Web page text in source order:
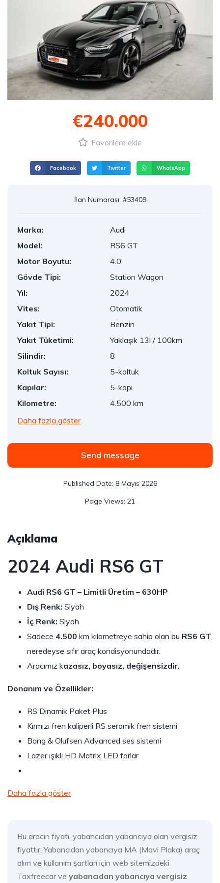
€240.000
Favorilere ekle
Facebook Twitter WhatsApp
İlan Numarası: #53409
Marka:
Audi
Model:
RS6 GT
Motor Boyutu:
4.0
Gövde Tipi:
Station Wagon
Yıl:
2024
Vites:
Otomatik
Yakıt Tipi:
Benzin
Yakıt Tüketimi:
Yaklaşık 13l / 100km
Silindir:
8
Koltuk Sayısı:
5-koltuk
Kapılar:
5-kapı
Kilometre:
4.500 km
Daha fazla göster
Send message
8 Mayıs 2026
21
Açıklama
2024 Audi RS6 GT
Audi RS6 GT – Limitli Üretim – 630HP
Dış Renk: Siyah
İç Renk: Siyah
Sadece 4.500 km kilometreye sahip olan bu RS6 GT,
neredeyse sıfır araç kondisyonundadır.
Aracımız kazasız, boyasız, değişensizdir.
Donanım ve Özellikler:
RS Dinamik Paket Plus
Kırmızı fren kaliperli RS seramik fren sistemi
Bang & Olufsen Advanced ses sistemi
Lazer ışıklı HD Matrix LED farlar
Daha fazla göster
Bu aracın fiyatı, yabancıdan yabancıya olan vergisiz
fiyattır. Yabancıdan yabancıya MA (Mavi Plaka) araç
alım ve kullanım şartları için web sitemizdeki
Taxfreecar ve yabancıdan yabancıya vergisiz